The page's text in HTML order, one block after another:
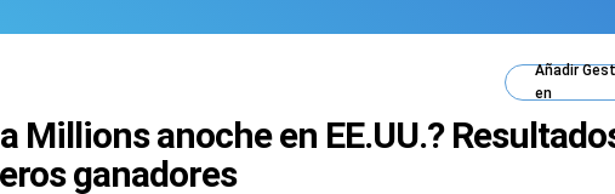
Añadir
en
Millions anoche en EE.UU.?
ganadores